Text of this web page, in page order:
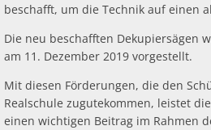
beschafft, um die Technik auf einen
Die neu beschafften Dekupiersägen
am 11. Dezember 2019 vorgestellt.
Mit diesen Förderungen, die den
Realschule zugutekommen, leistet
einen wichtigen Beitrag im Rahmen